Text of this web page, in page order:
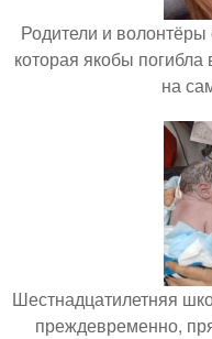
Родители и волонтёры
которая якобы
на
Шестнадцатилетняя
преждевременно,